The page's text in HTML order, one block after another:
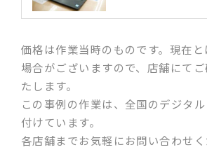
価格は作業当時のものです。現在
場合がございますので、店舗にて
たします。
この事例の作業は、全国のデジタ
付けています。
各店舗までお気軽にお問い合わせく